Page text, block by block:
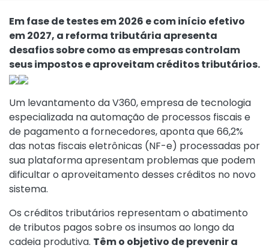
Em fase de testes em 2026 e com início efetivo
em 2027, a reforma tributária apresenta
desafios sobre como as empresas controlam
seus impostos e aproveitam créditos tributários.
Um levantamento da V360, empresa de tecnologia
especializada na automação de processos fiscais e
de pagamento a fornecedores, aponta que 66,2%
das notas fiscais eletrônicas (NF-e) processadas por
sua plataforma apresentam problemas que podem
dificultar o aproveitamento desses créditos no novo
sistema.
Os créditos tributários representam o abatimento
de tributos pagos sobre os insumos ao longo da
cadeia produtiva. Têm o objetivo de prevenir a